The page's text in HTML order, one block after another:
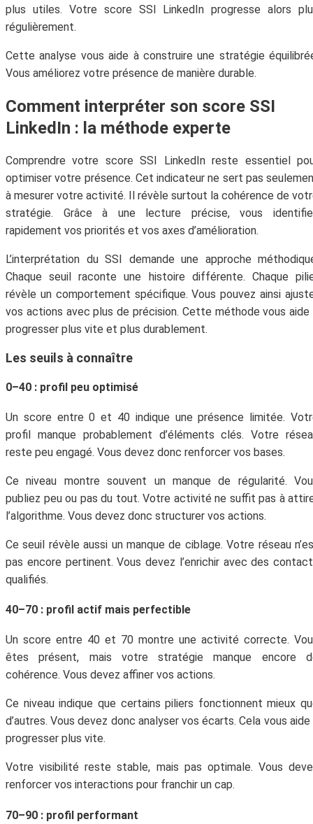
plus utiles. Votre score SSI LinkedIn progresse alors
régulièrement.
Cette analyse vous aide à construire une stratégie
Vous améliorez votre présence de manière durable.
Comment interpréter son score SSI
LinkedIn : la méthode experte
Comprendre votre score SSI LinkedIn reste essentiel
optimiser votre présence. Cet indicateur ne sert pas
à mesurer votre activité. Il révèle surtout la cohérence de
stratégie. Grâce à une lecture précise, vous
rapidement vos priorités et vos axes d’amélioration.
L’interprétation du SSI demande une approche
Chaque seuil raconte une histoire différente. Chaque
révèle un comportement spécifique. Vous pouvez ainsi
vos actions avec plus de précision. Cette méthode vous aide
progresser plus vite et plus durablement.
Les seuils à connaître
0–40 : profil peu optimisé
Un score entre 0 et 40 indique une présence limitée.
profil manque probablement d’éléments clés. Votre
reste peu engagé. Vous devez donc renforcer vos bases.
Ce niveau montre souvent un manque de régularité.
publiez peu ou pas du tout. Votre activité ne suffit pas à
l’algorithme. Vous devez donc structurer vos actions.
Ce seuil révèle aussi un manque de ciblage. Votre réseau
pas encore pertinent. Vous devez l’enrichir avec des
qualifiés.
40–70 : profil actif mais perfectible
Un score entre 40 et 70 montre une activité correcte.
êtes présent, mais votre stratégie manque encore
cohérence. Vous devez affiner vos actions.
Ce niveau indique que certains piliers fonctionnent mieux
d’autres. Vous devez donc analyser vos écarts. Cela vous aide
progresser plus vite.
Votre visibilité reste stable, mais pas optimale. Vous
renforcer vos interactions pour franchir un cap.
70–90 : profil performant